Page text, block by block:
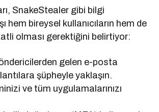
SnakeStealer gibi bilgi
hem bireysel kullanıcıların hem de
olması gerektiğini belirtiyor:
gelen e-posta
şüpheyle yaklaşın.
ve tüm uygulamalarınızı